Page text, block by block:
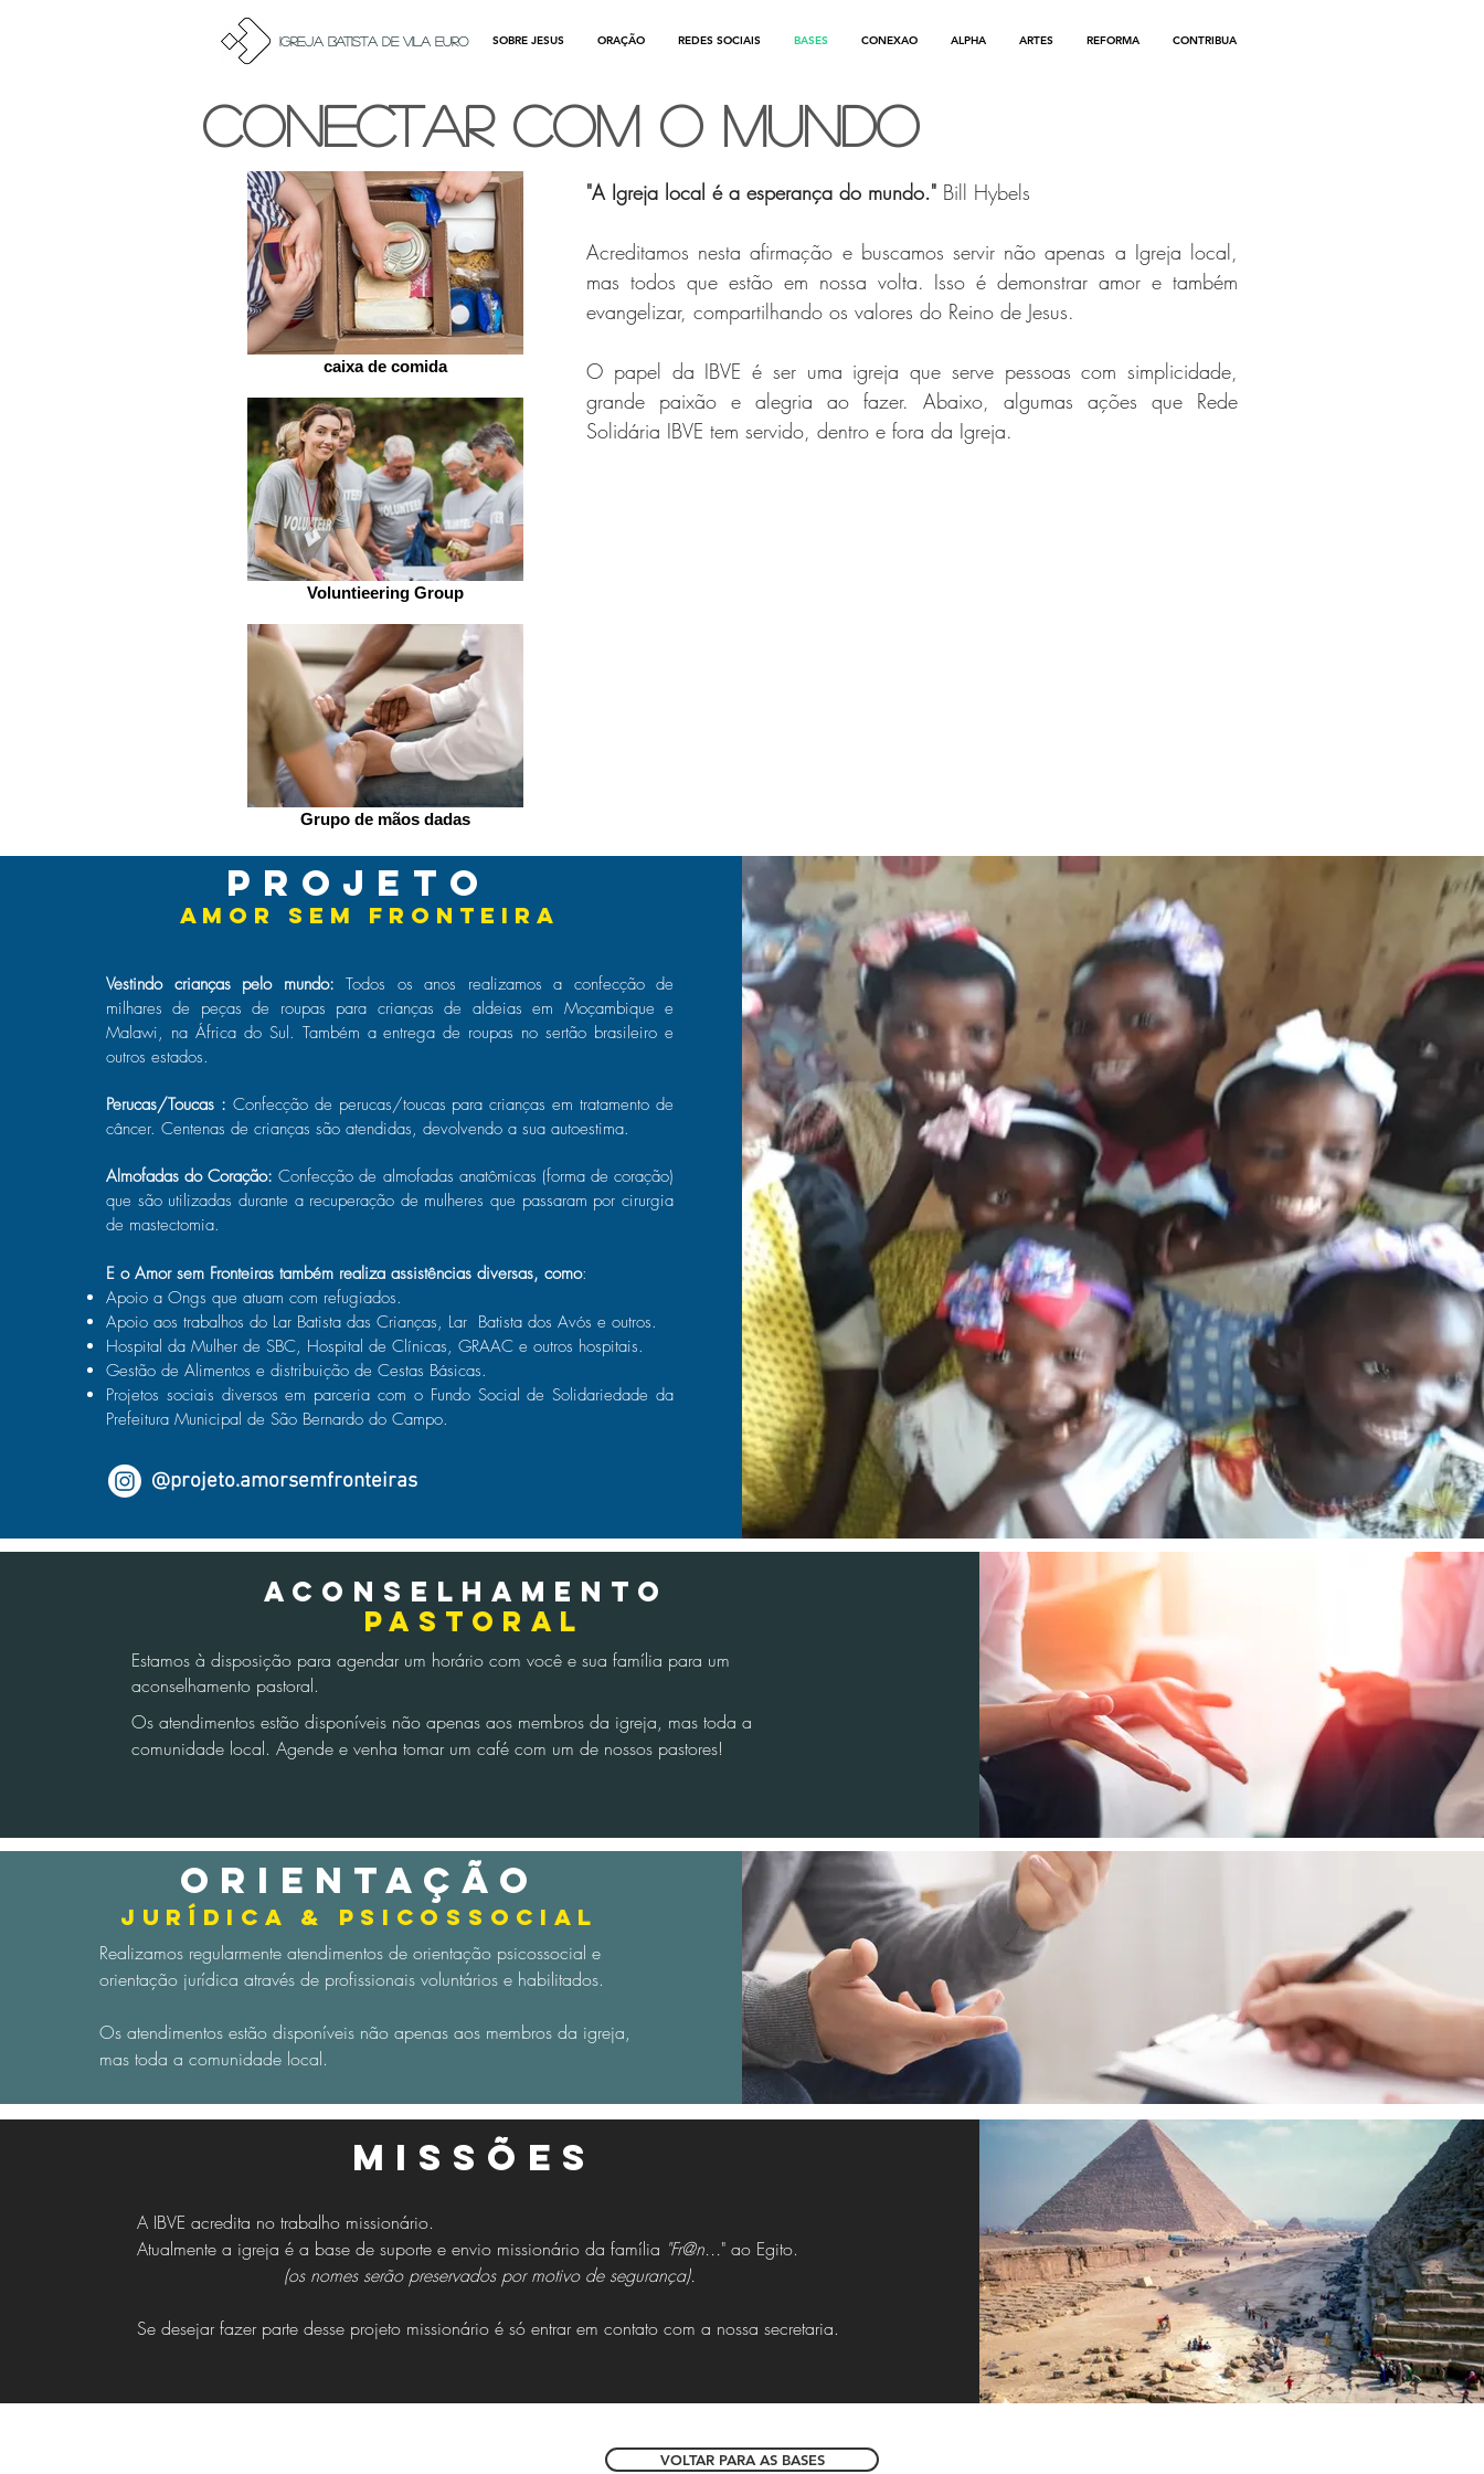
igreja batista de vila euro SOBRE JESUS ORAÇÃO REDES SOCIAIS BASES CONEXAO ALPHA ARTES REFORMA CONTRIBUA
CONECTAR COM o mundo
"A Igreja local é a esperança do mundo." Bill Hybels
Acreditamos nesta afirmação e buscamos servir não apenas a Igreja local,
mas todos que estão em nossa volta. Isso é demonstrar amor e também
evangelizar, compartilhando os valores do Reino de Jesus.
O papel da IBVE é ser uma igreja que serve pessoas com simplicidade,
grande paixão e alegria ao fazer. Abaixo, algumas ações que Rede
Solidária IBVE tem servido, dentro e fora da Igreja.
caixa de comida
Voluntieering Group
Grupo de mãos dadas
projeto
amor sem fronteira
Vestindo crianças pelo mundo: Todos os anos realizamos a confecção de
milhares de peças de roupas para crianças de aldeias em Moçambique e
Malawi, na África do Sul. Também a entrega de roupas no sertão brasileiro e
outros estados.
Perucas/Toucas : Confecção de perucas/toucas para crianças em tratamento de
câncer. Centenas de crianças são atendidas, devolvendo a sua autoestima.
Almofadas do Coração: Confecção de almofadas anatômicas (forma de coração)
que são utilizadas durante a recuperação de mulheres que passaram por cirurgia
de mastectomia.
E o Amor sem Fronteiras também realiza assistências diversas, como:
Apoio a Ongs que atuam com refugiados.
Apoio aos trabalhos do Lar Batista das Crianças, Lar Batista dos Avós e outros.
Hospital da Mulher de SBC, Hospital de Clínicas, GRAAC e outros hospitais.
Gestão de Alimentos e distribuição de Cestas Básicas.
Projetos sociais diversos em parceria com o Fundo Social de Solidariedade da
Prefeitura Municipal de São Bernardo do Campo.
@projeto.amorsemfronteiras
Aconselhamento
PASTORAL
Estamos à disposição para agendar um horário com você e sua família para um
aconselhamento pastoral.
Os atendimentos estão disponíveis não apenas aos membros da igreja, mas toda a
comunidade local. Agende e venha tomar um café com um de nossos pastores!
ORIENTAÇÃO
JURÍDICA & pSICOSSOCIAL
Realizamos regularmente atendimentos de orientação psicossocial e
orientação jurídica através de profissionais voluntários e habilitados.
Os atendimentos estão disponíveis não apenas aos membros da igreja,
mas toda a comunidade local.
MIssões
A IBVE acredita no trabalho missionário.
Atualmente a igreja é a base de suporte e envio missionário da família "Fr@n..." ao Egito.
(os nomes serão preservados por motivo de segurança).
​Se desejar fazer parte desse projeto missionário é só entrar em contato com a nossa secretaria.
VOLTAR PARA AS BASES